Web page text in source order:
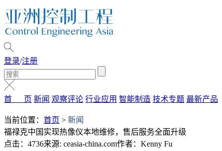
登录/注册
首 页 新闻 观察评论 行业应用 智能制造 技术专题 最新产品
当前位置： 首页 > 新闻
福禄克中国实现热像仪本地维修，售后服务全面升级
点击：4736来源: ceasia-china.com作者：Kenny Fu